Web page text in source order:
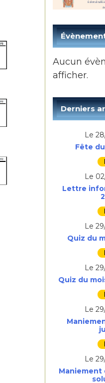
Aucun
afficher.
Derniers
Le
Fête
Le
Lettre
Le
Quiz du
Le
Quiz du
Le
Le
Maniement